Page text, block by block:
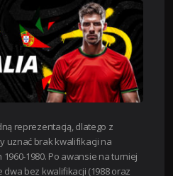
reprezentacją, dlatego z
uznać brak kwalifikacji na
1980. Po awansie na turniej
dwa bez kwalifikacji (1988 oraz